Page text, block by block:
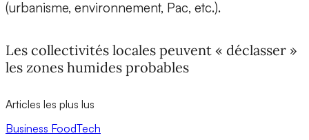
(urbanisme, environnement, Pac, etc.).
Les collectivités locales peuvent « déclasser »
les zones humides probables
Articles les plus lus
Business FoodTech